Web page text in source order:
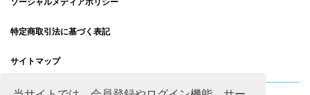
特定商取引法に基づく表記
サイトマップ